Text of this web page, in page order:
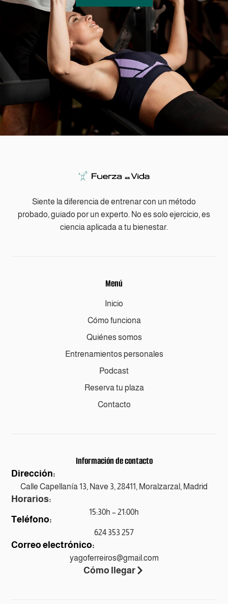
Siente la diferencia de entrenar con un método
probado, guiado por un experto. No es solo ejercicio, es
ciencia aplicada a tu bienestar.
Menú
Inicio
Cómo funciona
Quiénes somos
Entrenamientos personales
Podcast
Reserva tu plaza
Contacto
Información de contacto
Dirección:
Calle Capellanía 13, Nave 3, 28411, Moralzarzal, Madrid
Horarios:
15:30h – 21:00h
Teléfono:
624 353 257
Correo electrónico:
yagoferreiros@gmail.com
Cómo llegar